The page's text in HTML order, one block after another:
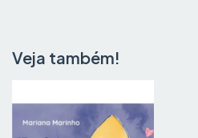
Veja também!